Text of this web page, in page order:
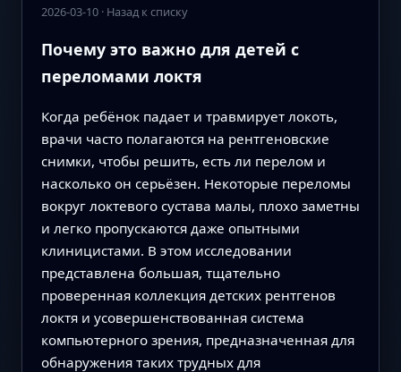
2026-03-10· Назад к списку
Почему это важно для детей с
переломами локтя
Когда ребёнок падает и травмирует локоть,
врачи часто полагаются на рентгеновские
снимки, чтобы решить, есть ли перелом и
насколько он серьёзен. Некоторые переломы
вокруг локтевого сустава малы, плохо заметны
и легко пропускаются даже опытными
клиницистами. В этом исследовании
представлена большая, тщательно
проверенная коллекция детских рентгенов
локтя и усовершенствованная система
компьютерного зрения, предназначенная для
обнаружения таких трудных для